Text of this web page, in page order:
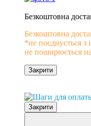
Безкоштовна
Безкоштовна
*не поєднується
не поширюється
Закрити
Закрити